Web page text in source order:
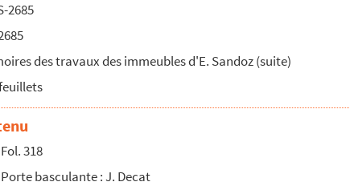
Alésia et 171 boulevard du ...
d'Alésia : engagement de ...
demandes d'acomptes, lettres...
2685
des travaux des immeubles d'E. Sandoz (suite)
Fol. 318
Porte basculante : J. Decat